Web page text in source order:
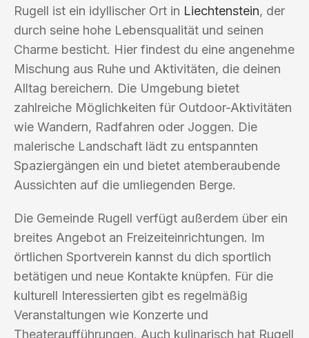
Rugell ist ein idyllischer Ort in Liechtenstein, der
durch seine hohe Lebensqualität und seinen
Charme besticht. Hier findest du eine angenehme
Mischung aus Ruhe und Aktivitäten, die deinen
Alltag bereichern. Die Umgebung bietet
zahlreiche Möglichkeiten für Outdoor-Aktivitäten
wie Wandern, Radfahren oder Joggen. Die
malerische Landschaft lädt zu entspannten
Spaziergängen ein und bietet atemberaubende
Aussichten auf die umliegenden Berge.
Die Gemeinde Rugell verfügt außerdem über ein
breites Angebot an Freizeiteinrichtungen. Im
örtlichen Sportverein kannst du dich sportlich
betätigen und neue Kontakte knüpfen. Für die
kulturell Interessierten gibt es regelmäßig
Veranstaltungen wie Konzerte und
Theateraufführungen. Auch kulinarisch hat Rugell